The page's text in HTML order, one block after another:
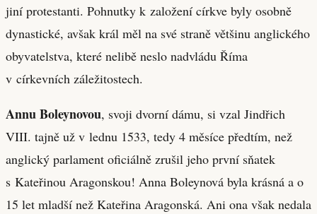
jiní protestanti. Pohnutky k založení církve byly osobně
dynastické, avšak král měl na své straně většinu anglického
obyvatelstva, které nelibě neslo nadvládu Říma
v církevních záležitostech.
Annu Boleynovou, svoji dvorní dámu, si vzal Jindřich
VIII. tajně už v lednu 1533, tedy 4 měsíce předtím, než
anglický parlament oficiálně zrušil jeho první sňatek
s Kateřinou Aragonskou! Anna Boleynová byla krásná a o
15 let mladší než Kateřina Aragonská. Ani ona však nedala